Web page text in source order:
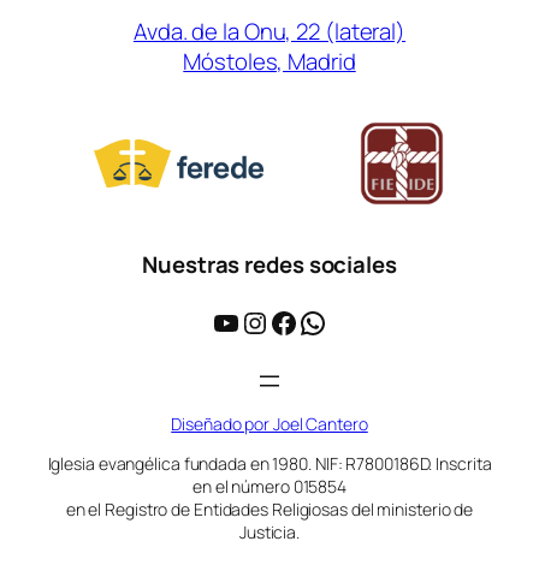
Avda. de la Onu, 22 (lateral)
Móstoles, Madrid
Nuestras redes sociales
YouTube Instagram Facebook WhatsApp
Diseñado por Joel Cantero
Iglesia evangélica fundada en 1980. NIF: R7800186D. Inscrita
en el número 015854
en el Registro de Entidades Religiosas del ministerio de
Justicia.